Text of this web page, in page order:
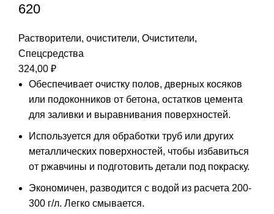
620
Растворители, очистители, Очистители,
Спецсредства
324,00 ₽
Обеспечивает очистку полов, дверных косяков
или подоконников от бетона, остатков цемента
для заливки и выравнивания поверхностей.
Используется для обработки труб или других
металлических поверхностей, чтобы избавиться
от ржавчины и подготовить детали под покраску.
Экономичен, разводится с водой из расчета 200-
300 г/л. Легко смывается.